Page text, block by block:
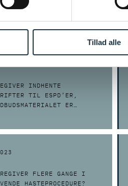
Tillad alle
INVESTORS IV FRIFUNDET
INDHENTE
TIL ESPD’ER,
ER
FLERE GANGE I
HASTEPROCEDURE?